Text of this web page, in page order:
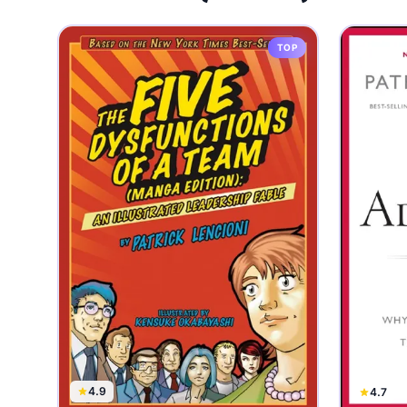
TOP
4.9 4.7